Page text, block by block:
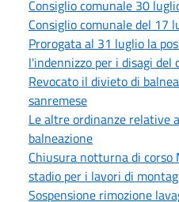
Consiglio comunale 30
Consiglio comunale del 17
Prorogata al 31 luglio la
l'indennizzo per i disagi del
Revocato il divieto di
sanremese
Le altre ordinanze relative
balneazione
Chiusura notturna di corso
stadio per i lavori di
Sospensione rimozione